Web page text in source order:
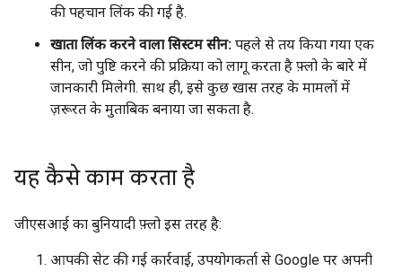
की पहचान लिंक की गई है.
खाता लिंक करने वाला सिस्टम सीन: पहले से तय किया गया एक
सीन, जो पुष्टि करने की प्रक्रिया को लागू करता है फ़्लो के बारे में
जानकारी मिलेगी. साथ ही, इसे कुछ खास तरह के मामलों में
ज़रूरत के मुताबिक बनाया जा सकता है.
यह कैसे काम करता है
जीएसआई का बुनियादी फ़्लो इस तरह है:
आपकी सेट की गई कार्रवाई, उपयोगकर्ता से Google पर अपनी